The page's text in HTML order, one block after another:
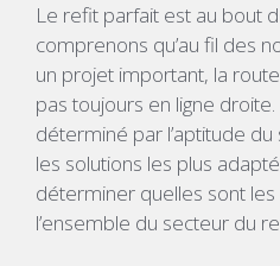
Le refit parfait est au bout
comprenons qu’au fil des
un projet important, la
pas toujours en ligne
déterminé par l’aptitude
les solutions les plus
déterminer quelles sont
l’ensemble du secteur du